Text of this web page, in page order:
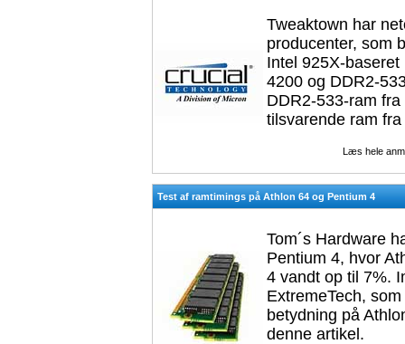
Tweaktown har
producenter, som
Intel 925X-
4200 og DDR2-
DDR2-533-ram
tilsvarende ram
Læs hele
Test af ramtimings på Athlon 64 og Pentium 4
Tom´s Hardware
Pentium 4, hvor
4 vandt op til 7%.
ExtremeTech,
betydning på
denne artikel.